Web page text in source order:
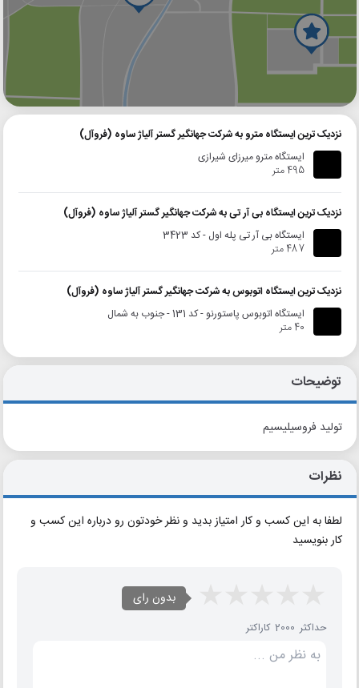
گوگل
نزدیک ترین ایستگاه مترو به شرکت جهانگیر گستر آلیاژ ساوه (فروآل)
ایستگاه مترو میرزای شیرازی
495 متر
نزدیک ترین ایستگاه بی آر تی به شرکت جهانگیر گستر آلیاژ ساوه (فروآل)
ایستگاه بی آر تی پله اول - کد 3423
487 متر
نزدیک ترین ایستگاه اتوبوس به شرکت جهانگیر گستر آلیاژ ساوه (فروآل)
ایستگاه اتوبوس پاستورنو - کد 131 - جنوب به شمال
40 متر
توضیحات
تولید فروسیلیسیم
نظرات
لطفا به این کسب و کار امتیاز بدید و نظر خودتون رو درباره این کسب و
کار بنویسید
بدون رای
حداکثر 2000 کاراکتر